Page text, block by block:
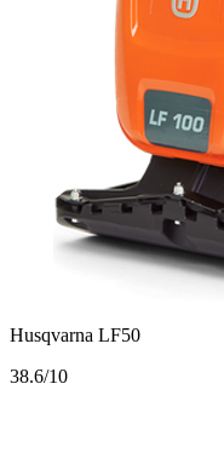
Husqvarna LF50
38.6/10